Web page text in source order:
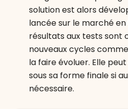
solution est alors
lancée sur le marché en
résultats aux tests sont
nouveaux cycles
la faire évoluer. Elle
sous sa forme finale si
nécessaire.